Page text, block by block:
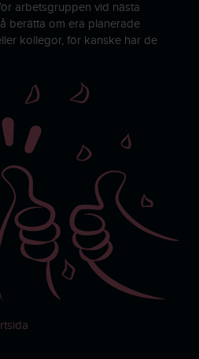
arbetsgruppen vid nästa
berätta om era planerade
kollegor, för kanske har de